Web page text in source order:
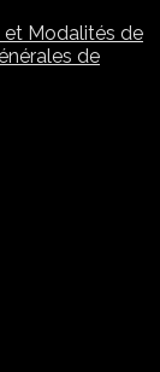
et Modalités de
de